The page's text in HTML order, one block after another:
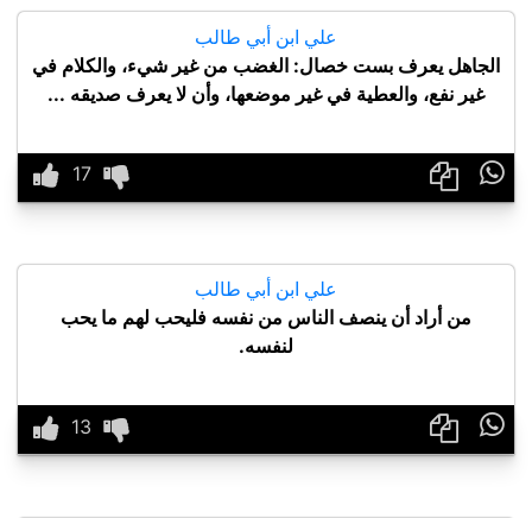
علي ابن أبي طالب
الجاهل يعرف بست خصال: الغضب من غير شيء، والكلام في
غير نفع، والعطية في غير موضعها، وأن لا يعرف صديقه ...

علي ابن أبي طالب
من أراد أن ينصف الناس من نفسه فليحب لهم ما يحب
لنفسه.
